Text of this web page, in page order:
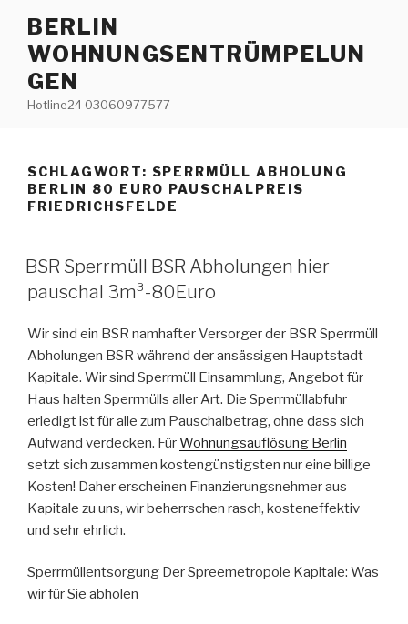
Inhalt
springen
BERLIN
WOHNUNGSENTRÜMPELUN
GEN
Hotline24 03060977577
SCHLAGWORT: SPERRMÜLL ABHOLUNG
BERLIN 80 EURO PAUSCHALPREIS
FRIEDRICHSFELDE
VERÖFFENTLICHT
AM
BSR Sperrmüll BSR Abholungen hier
pauschal 3m³-80Euro
Wir sind ein BSR namhafter Versorger der BSR Sperrmüll
Abholungen BSR während der ansässigen Hauptstadt
Kapitale. Wir sind Sperrmüll Einsammlung, Angebot für
Haus halten Sperrmülls aller Art. Die Sperrmüllabfuhr
erledigt ist für alle zum Pauschalbetrag, ohne dass sich
Aufwand verdecken. FürWohnungsauflösung Berlin
setzt sich zusammen kostengünstigsten nur eine billige
Kosten! Daher erscheinen Finanzierungsnehmer aus
Kapitale zu uns, wir beherrschen rasch, kosteneffektiv
und sehr ehrlich.
Sperrmüllentsorgung Der Spreemetropole Kapitale: Was
wir für Sie abholen